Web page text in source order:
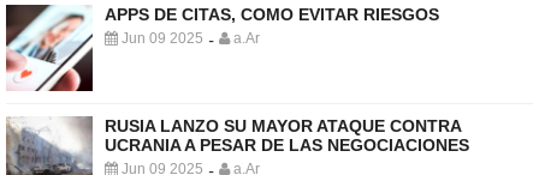
APPS DE CITAS, COMO EVITAR RIESGOS
Jun 09 2025 - a.Ar
RUSIA LANZO SU MAYOR ATAQUE CONTRA
UCRANIA A PESAR DE LAS NEGOCIACIONES
Jun 09 2025 a.Ar